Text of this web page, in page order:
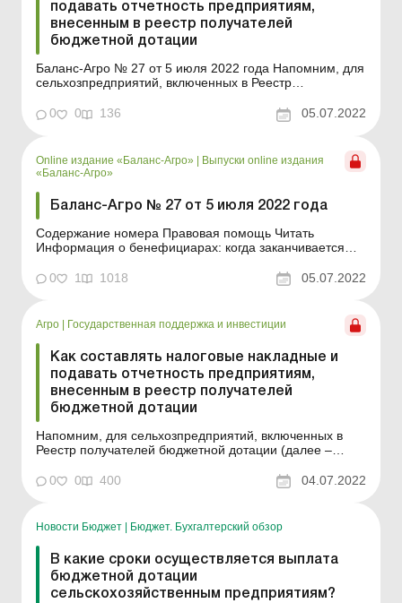
подавать отчетность предприятиям,
внесенным в реестр получателей
бюджетной дотации
Баланс-Агро № 27 от 5 июля 2022 года Напомним, для
сельхозпредприятий, включенных в Реестр
были установлены особые правила составления
налоговых накладных (далее – НН), а также
года эти пра...
0 0 136 05.07.2022
Online издание «Баланс-Агро» | Выпуски online издания
«Баланс-Агро»
Баланс-Агро № 27 от 5 июля 2022 года
Содержание номера Правовая помощь Читать
Информация о бенефициарах: когда заканчивается
Конечные бенефициарные собственники ФХ: как
определить и представить сведения в ЕГР в военное
20-ОПП ...
0 1 1018 05.07.2022
Агро Государственная поддержка и инвестиции
Как составлять налоговые накладные и
подавать отчетность предприятиям,
внесенным в реестр получателей
бюджетной дотации
Напомним, для сельхозпредприятий, включенных в
Реестр получателей бюджетной дотации (далее –
составления налоговых накладных (далее – НН), а
также заполнения отчетности по НДС. Но с 1 января
Почем...
0 0 400 04.07.2022
Новости Бюджет Бюджет. Бухгалтерский обзор
В какие сроки осуществляется выплата
бюджетной дотации
сельскохозяйственным предприятиям?